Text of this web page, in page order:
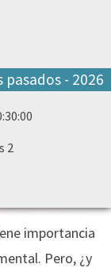
pasados - 2026
2
importancia
Pero, ¿y